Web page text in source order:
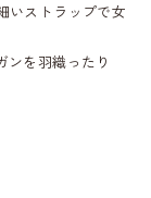
いストラップで女
ンを羽織ったり